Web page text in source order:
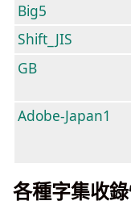
Big5
Shift_JIS
GB
Adobe-Japan1
各種字集收